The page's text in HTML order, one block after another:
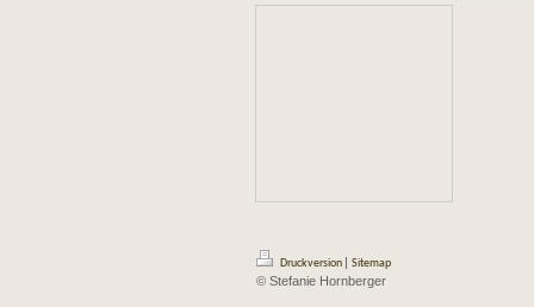
Druckversion | Sitemap
© Stefanie Hornberger